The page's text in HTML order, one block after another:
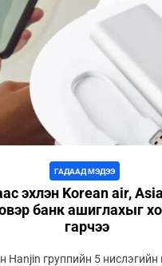
ГАДААД МЭДЭЭ
эхлэн Korean air,
банк ашиглахыг
гарчээ
Hanjin группийн 5